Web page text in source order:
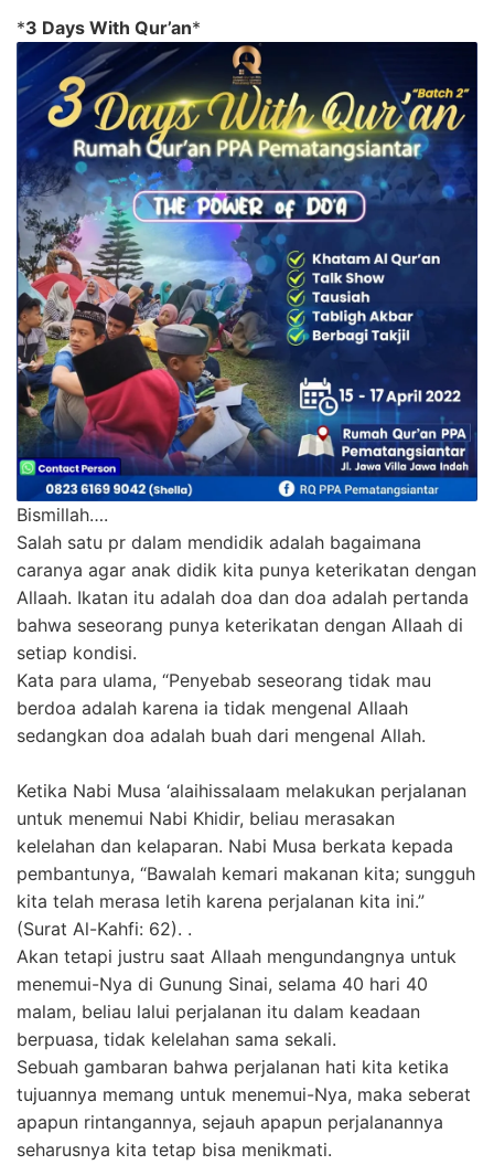
*3 Days With Qur’an*
Bismillah….
Salah satu pr dalam mendidik adalah bagaimana
caranya agar anak didik kita punya keterikatan dengan
Allaah. Ikatan itu adalah doa dan doa adalah pertanda
bahwa seseorang punya keterikatan dengan Allaah di
setiap kondisi.
Kata para ulama, “Penyebab seseorang tidak mau
berdoa adalah karena ia tidak mengenal Allaah
sedangkan doa adalah buah dari mengenal Allah.
Ketika Nabi Musa ‘alaihissalaam melakukan perjalanan
untuk menemui Nabi Khidir, beliau merasakan
kelelahan dan kelaparan. Nabi Musa berkata kepada
pembantunya, “Bawalah kemari makanan kita; sungguh
kita telah merasa letih karena perjalanan kita ini.”
(Surat Al-Kahfi: 62). .
Akan tetapi justru saat Allaah mengundangnya untuk
menemui-Nya di Gunung Sinai, selama 40 hari 40
malam, beliau lalui perjalanan itu dalam keadaan
berpuasa, tidak kelelahan sama sekali.
Sebuah gambaran bahwa perjalanan hati kita ketika
tujuannya memang untuk menemui-Nya, maka seberat
apapun rintangannya, sejauh apapun perjalanannya
seharusnya kita tetap bisa menikmati.